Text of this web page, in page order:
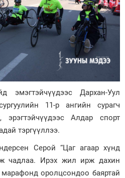
эмэгтэйчүүдээс Дархан-Уул
11-р ангийн сурагч
эрэгтэйчүүдээс Алдар спорт
тэргүүллээ.
Серой “Цаг агаар хүнд
чадлаа. Ирэх жил ирж дахин
оролцсондоо баяртай